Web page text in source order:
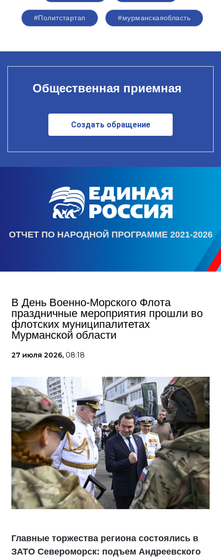
#Политстартап #мурманскаяобласть
Общественная приемная
Создать обращение
ОТЧЕТ ПО НАРОДНОЙ ПРОГРАММЕ 2021-2026
В День Военно-Морского Флота
праздничные мероприятия прошли во
флотских муниципалитетах
Мурманской области
27 июля 2026, 08:18
Главные торжества региона состоялись в
ЗАТО Североморск: подъем Андреевского